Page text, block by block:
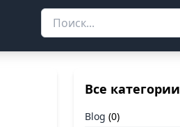
Все категории
Blog (0)